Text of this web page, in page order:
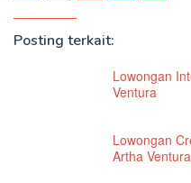
Posting terkait:
Lowongan
Ventura
Lowongan
Artha Ventura